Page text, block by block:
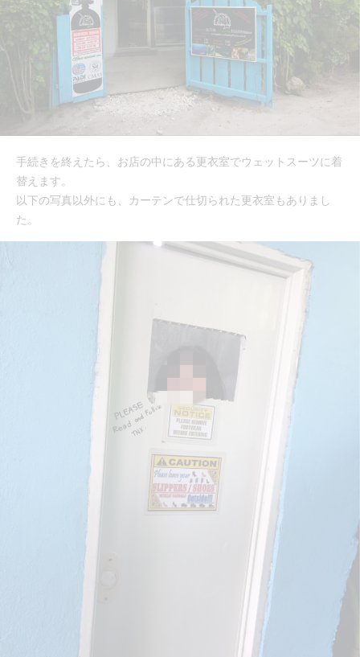
手続きを終えたら、お店の中にある更衣室でウェットスーツに着
替えます。
以下の写真以外にも、カーテンで仕切られた更衣室もありまし
た。